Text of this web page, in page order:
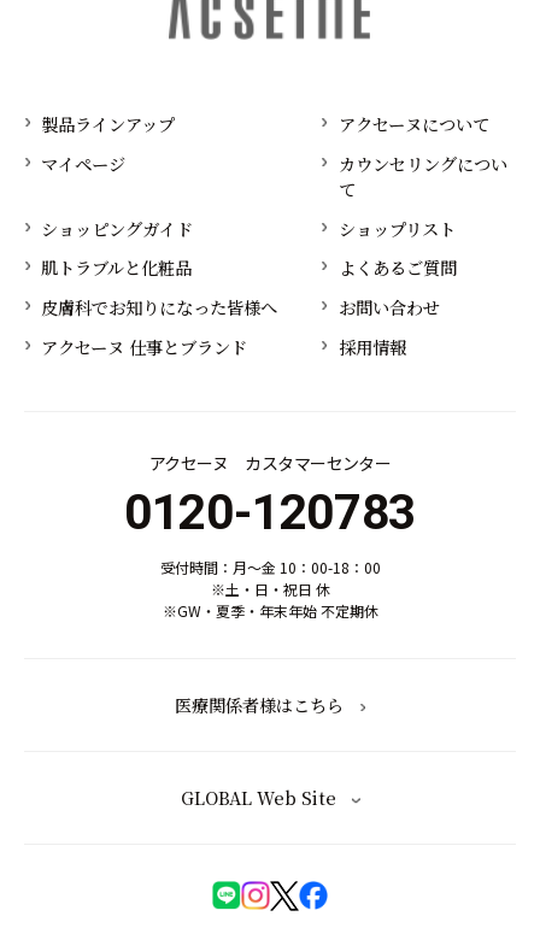
製品ラインアップ
アクセーヌについて
マイページ
カウンセリングについ
て
ショッピングガイド
ショップリスト
肌トラブルと化粧品
よくあるご質問
皮膚科でお知りになった皆様へ
お問い合わせ
アクセーヌ 仕事とブランド
採用情報
アクセーヌ カスタマーセンター
0120-120783
受付時間：月～金 10：00-18：00
※土・日・祝日 休
※GW・夏季・年末年始 不定期休
医療関係者様はこちら
GLOBAL Web Site